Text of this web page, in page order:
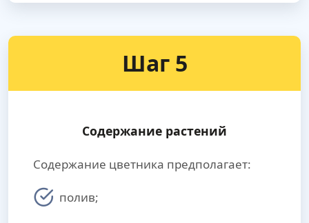
Шаг 5
Содержание растений
Содержание цветника предполагает:
полив;